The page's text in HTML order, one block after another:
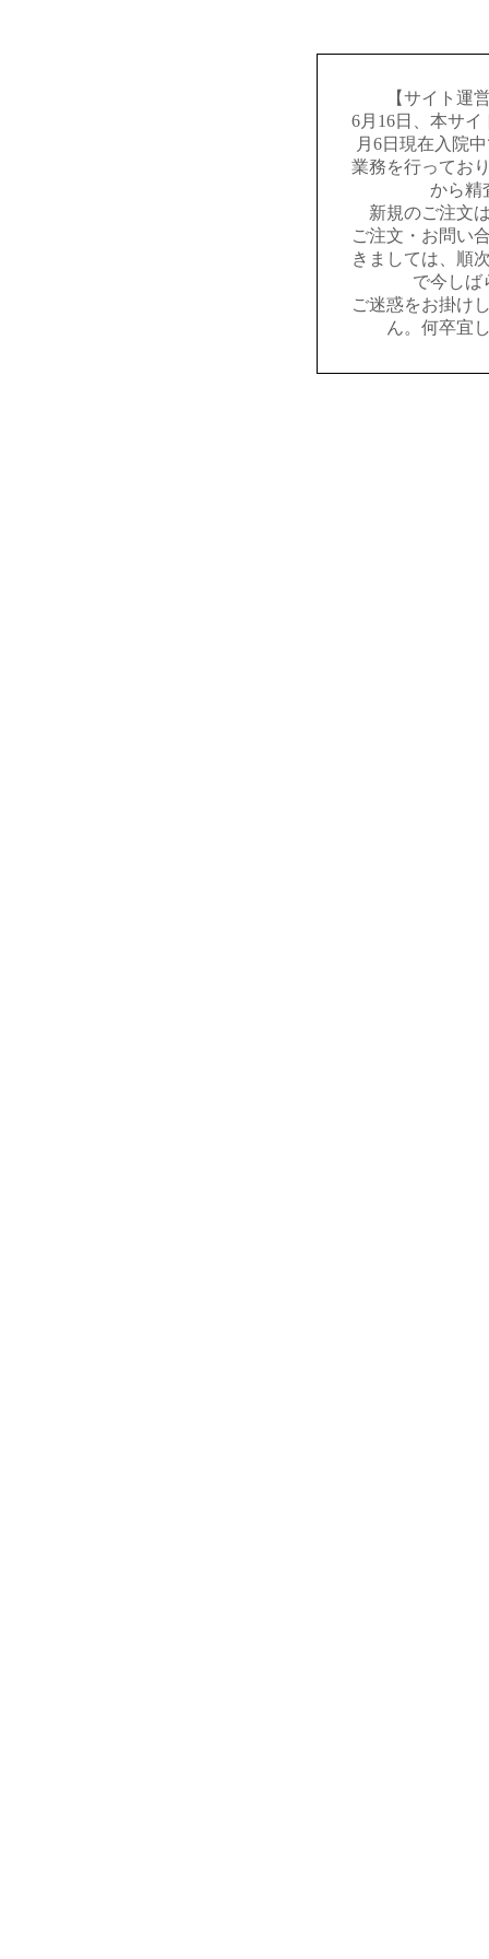
【サイト運
6月16日、本サ
月6日現在入院
業務を行ってお
から精
新規のご注文
ご注文・お問い
きましては、順
で今しば
ご迷惑をお掛け
ん。何卒宜